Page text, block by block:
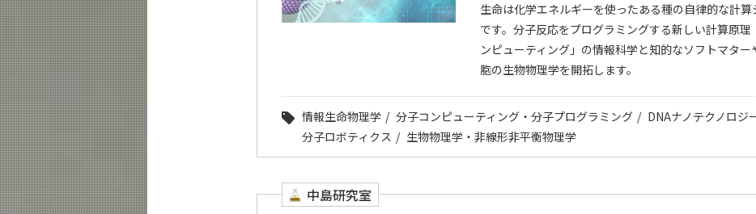
生命は化学エネルギーを使ったある種の自律的な計算
です。分子反応をプログラミングする新しい計算原理
ンピューティング」の情報科学と知的なソフトマター
胞の生物物理学を開拓します。
情報生命物理学 分子コンピューティング・分子プログラミング
DNAナノテクノロジ
分子ロボティクス
生物物理学・非線形非平衡物理学
中島研究室